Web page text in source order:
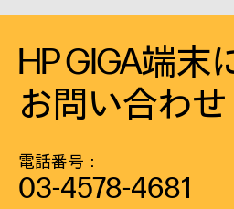
HP GIGA端末
お問い合わせ
電話番号：
03-4578-4681